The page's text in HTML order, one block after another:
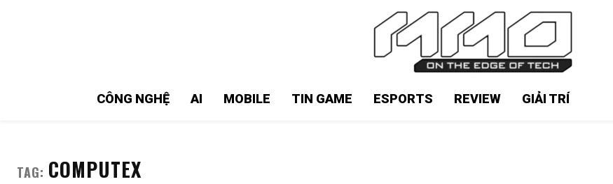
CÔNG NGHỆ AI MOBILE TIN GAME ESPORTS REVIEW GIẢI TRÍ
TAG: COMPUTEX